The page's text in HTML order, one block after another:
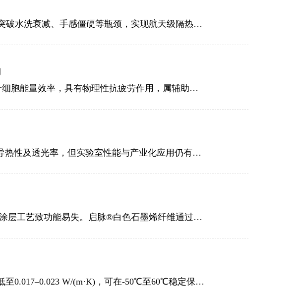
保暖纺织业迎来革命：山东稀有高科以自研热湃®气凝胶纤维纱线，突破水洗衰减、手感僵硬等瓶颈，实现航天级隔热与全场景定制量产。
石墨烯纤维面料通过6–14μm远红外共振改善微循环、加速代谢、提升细胞能量效率，具有物理性抗疲劳作用，属辅助调理而非治疗手段。
石墨烯具sp²杂化二维蜂窝结构和离域π电子，拥有超高强韧性、导电导热性及透光率，但实验室性能与产业化应用仍有差距。
石墨烯纺织品长期面临功能与颜值不可兼得的困境：深色限制设计，涂层工艺致功能易失。启脉®白色石墨烯纤维通过本体改性专利技术，实现原生白色基底、全色系染色及水洗50次功能不衰减，突破行业双重瓶颈。
热湃A棉是航天气凝胶民用化成果，柔性耐折、疏水拒湿，导热系数低至0.017–0.023 W/(m·K)，可在-50℃至60℃稳定保温，厚度仅为传统材料1/3。